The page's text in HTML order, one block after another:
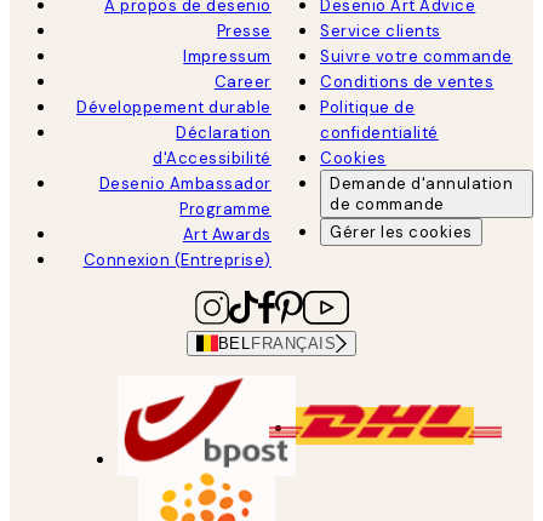
À propos de desenio
Presse
Impressum
Career
Développement durable
Déclaration
d'Accessibilité
Desenio Ambassador
Programme
Art Awards
Connexion (Entreprise)
Desenio Art Advice
Service clients
Suivre votre commande
Conditions de ventes
Politique de
confidentialité
Cookies
Demande d'annulation
de commande
Gérer les cookies
BEL FRANÇAIS